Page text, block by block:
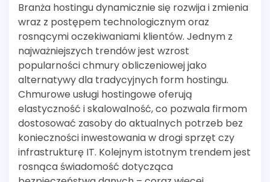
Branża hostingu dynamicznie się rozwija i zmienia
wraz z postępem technologicznym oraz
rosnącymi oczekiwaniami klientów. Jednym z
najważniejszych trendów jest wzrost
popularności chmury obliczeniowej jako
alternatywy dla tradycyjnych form hostingu.
Chmurowe usługi hostingowe oferują
elastyczność i skalowalność, co pozwala firmom
dostosować zasoby do aktualnych potrzeb bez
konieczności inwestowania w drogi sprzęt czy
infrastrukturę IT. Kolejnym istotnym trendem jest
rosnąca świadomość dotycząca